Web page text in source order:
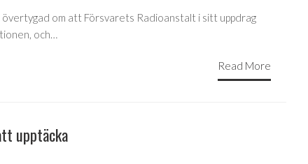
om att Försvarets Radioanstalt i sitt uppdrag
och…
Read More
upptäcka